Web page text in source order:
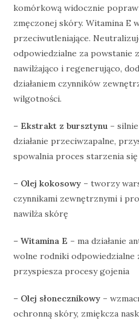
komórkową widocznie
zmęczonej skóry. Witamina E
przeciwutleniające.
odpowiedzialne za powstanie
nawilżająco i regenerująco,
działaniem czynników
wilgotności.
– Ekstrakt z bursztynu –
działanie przeciwzapalne,
spowalnia proces starzenia
– Olej kokosowy –tworzy
czynnikami zewnętrznymi i
nawilża skórę
–Witamina E – ma działanie
wolne rodniki odpowiedzialne
przyspiesza procesy gojenia
– Olej słonecznikowy –
ochronną skóry, zmiękcza